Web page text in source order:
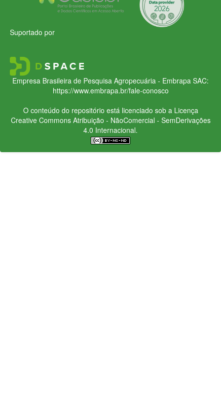
Suportado por
Empresa Brasileira de Pesquisa Agropecuária - Embrapa SAC:
https://www.embrapa.br/fale-conosco
O conteúdo do repositório está licenciado sob a Licença
Creative CommonsAtribuição - NãoComercial - SemDerivações
4.0 Internacional.